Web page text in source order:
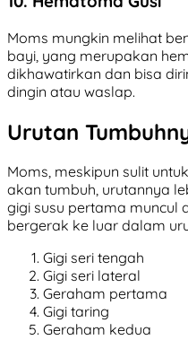
Moms mungkin melihat
bayi, yang merupakan
dikhawatirkan dan bisa
dingin atau waslap.
Urutan
Moms, meskipun sulit
akan tumbuh, urutannya
gigi susu pertama muncul
bergerak ke luar dalam
Gigi seri tengah
Gigi seri lateral
Geraham pertama
Gigi taring
Geraham kedua